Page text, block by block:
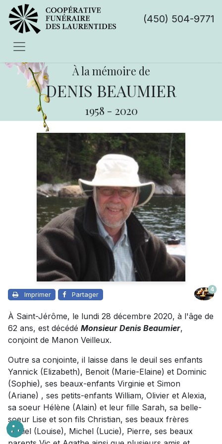
(450) 504-9771
À la mémoire de
DENIS BEAUMIER
1958 - 2020
Imprimer Partager
4
À Saint-Jérôme, le lundi 28 décembre 2020, à l'âge de
62 ans, est décédé Monsieur Denis Beaumier,
conjoint de Manon Veilleux.
Outre sa conjointe, il laisse dans le deuil ses enfants
Yannick (Elizabeth), Benoit (Marie-Elaine) et Dominic
(Sophie), ses beaux-enfants Virginie et Simon
(Ariane) , ses petits-enfants William, Olivier et Alexia,
sa soeur Hélène (Alain) et leur fille Sarah, sa belle-
soeur Lise et son fils Christian, ses beaux frères
Daniel (Louise), Michel (Lucie), Pierre, ses beaux